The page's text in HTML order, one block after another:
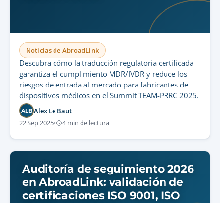
Noticias de AbroadLink
Descubra cómo la traducción regulatoria certificada
garantiza el cumplimiento MDR/IVDR y reduce los
riesgos de entrada al mercado para fabricantes de
dispositivos médicos en el Summit TEAM-PRRC 2025.
ALB Alex Le Baut
22 Sep 2025• 4 min de lectura
Auditoría de seguimiento 2026
en AbroadLink: validación de
certificaciones ISO 9001, ISO